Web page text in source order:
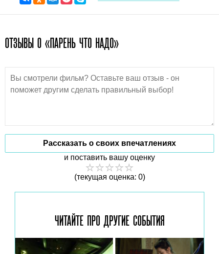
ОТЗЫВЫ О «ПАРЕНЬ ЧТО НАДО»
Рассказать о своих впечатлениях
и поставить вашу оценку
(текущая оценка: 0)
ЧИТАЙТЕ ПРО ДРУГИЕ СОБЫТИЯ